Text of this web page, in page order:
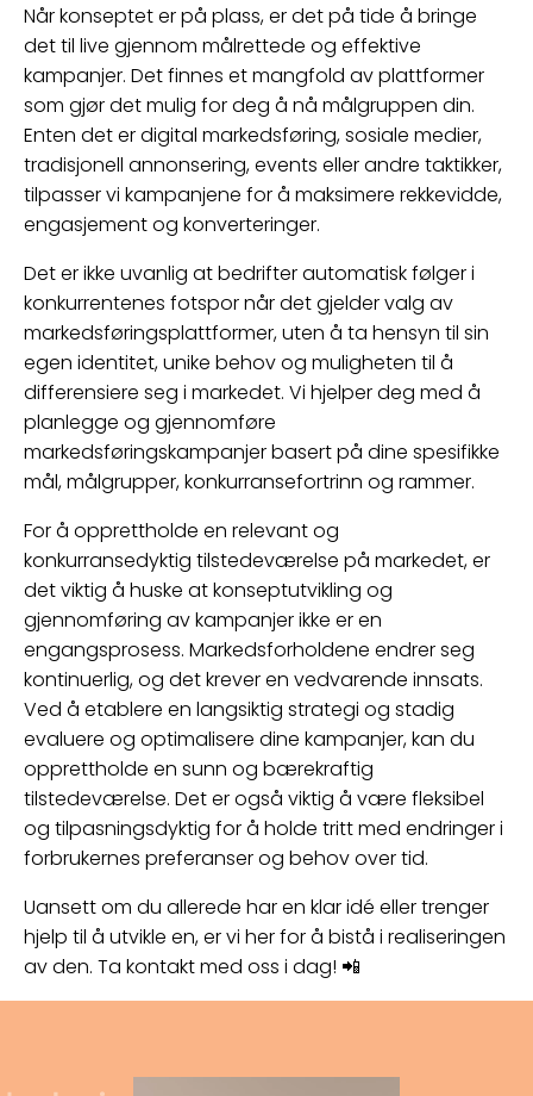
Når konseptet er på plass, er det på tide å bringe
det til live gjennom målrettede og effektive
kampanjer. Det finnes et mangfold av plattformer
som gjør det mulig for deg å nå målgruppen din.
Enten det er digital markedsføring, sosiale medier,
tradisjonell annonsering, events eller andre taktikker,
tilpasser vi kampanjene for å maksimere rekkevidde,
engasjement og konverteringer.
Det er ikke uvanlig at bedrifter automatisk følger i
konkurrentenes fotspor når det gjelder valg av
markedsføringsplattformer, uten å ta hensyn til sin
egen identitet, unike behov og muligheten til å
differensiere seg i markedet. Vi hjelper deg med å
planlegge og gjennomføre
markedsføringskampanjer basert på dine spesifikke
mål, målgrupper, konkurransefortrinn og rammer.
For å opprettholde en relevant og
konkurransedyktig tilstedeværelse på markedet, er
det viktig å huske at konseptutvikling og
gjennomføring av kampanjer ikke er en
engangsprosess. Markedsforholdene endrer seg
kontinuerlig, og det krever en vedvarende innsats.
Ved å etablere en langsiktig strategi og stadig
evaluere og optimalisere dine kampanjer, kan du
opprettholde en sunn og bærekraftig
tilstedeværelse. Det er også viktig å være fleksibel
og tilpasningsdyktig for å holde tritt med endringer i
forbrukernes preferanser og behov over tid.
Uansett om du allerede har en klar idé eller trenger
hjelp til å utvikle en, er vi her for å bistå i realiseringen
av den. Ta kontakt med oss i dag! 📲